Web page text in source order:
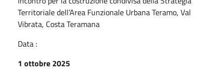
Territoriale dell’Area Funzionale Urbana Teramo, Val
Vibrata, Costa Teramana
Data :
1 ottobre 2025